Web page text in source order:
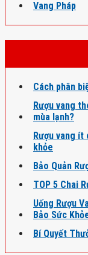
Vang Pháp
Cách phân
Rượu vang
mùa lạnh?
Rượu vang
khỏe
Bảo Quản
TOP 5 Chai
Uống Rượu
Bảo Sức
Bí Quyết